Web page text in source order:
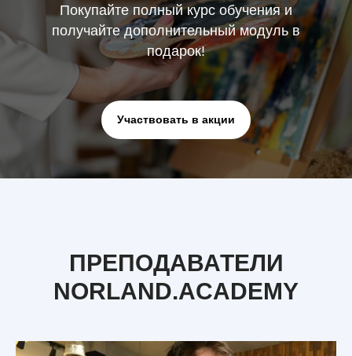
Покупайте полный курс обучения и
получайте дополнительный модуль в
подарок!
Участвовать в акции
ПРЕПОДАВАТЕЛИ
NORLAND.ACADEMY